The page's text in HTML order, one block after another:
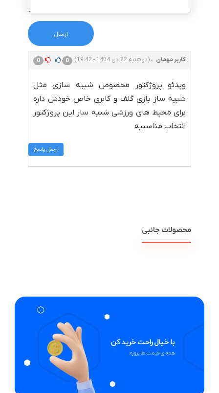
کاربر مهمان (دوشنبه 22 دی 1404 - 19:42) 0 0
ویدئو پروژکتور مخصوص شبیه سازی مثل
شبیه ساز بازی گلف و کابری خاص خودش داره
برای محیط های ورزشی شبیه ساز این پروژکتور
انتخاب مناسبیه
ارسال پاسخ
محصولات جانبی